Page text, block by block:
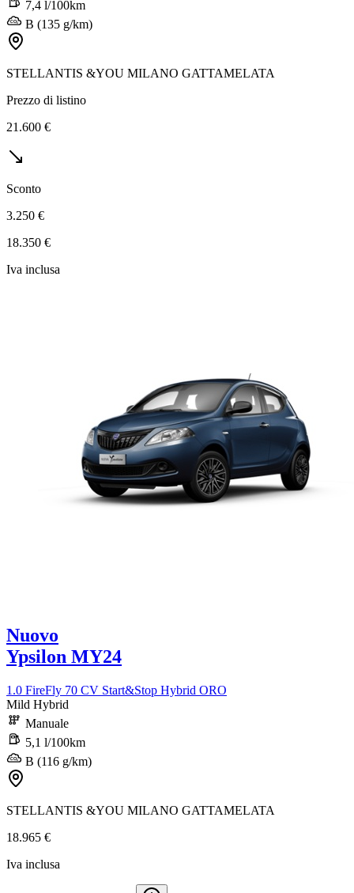
7,4 l/100km
B (135 g/km)
STELLANTIS &YOU MILANO GATTAMELATA
Prezzo di listino
21.600 €
Sconto
3.250 €
18.350 €
Iva inclusa
Nuovo
Ypsilon MY24
1.0 FireFly 70 CV Start&Stop Hybrid ORO
Mild Hybrid
Manuale
5,1 l/100km
B (116 g/km)
STELLANTIS &YOU MILANO GATTAMELATA
18.965 €
Iva inclusa